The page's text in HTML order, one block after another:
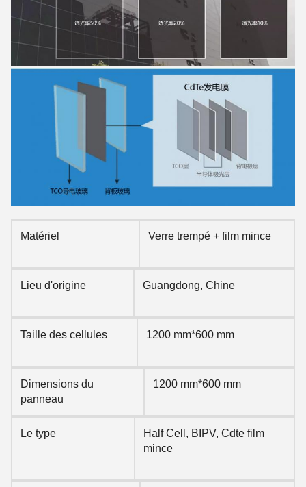
Matériel Verre trempé + film mince
Lieu d'origine Guangdong, Chine
Taille des cellules 1200 mm*600 mm
Dimensions du
panneau
1200 mm*600 mm
Le type
Half Cell, BIPV, Cdte film
mince